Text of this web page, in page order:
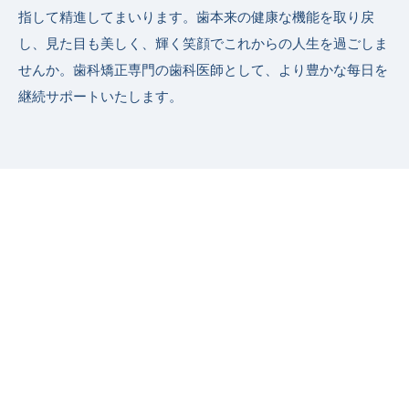
指して精進してまいります。歯本来の健康な機能を取り戻
し、見た目も美しく、輝く笑顔でこれからの人生を過ごしま
せんか。歯科矯正専門の歯科医師として、より豊かな每日を
継続サポートいたします。